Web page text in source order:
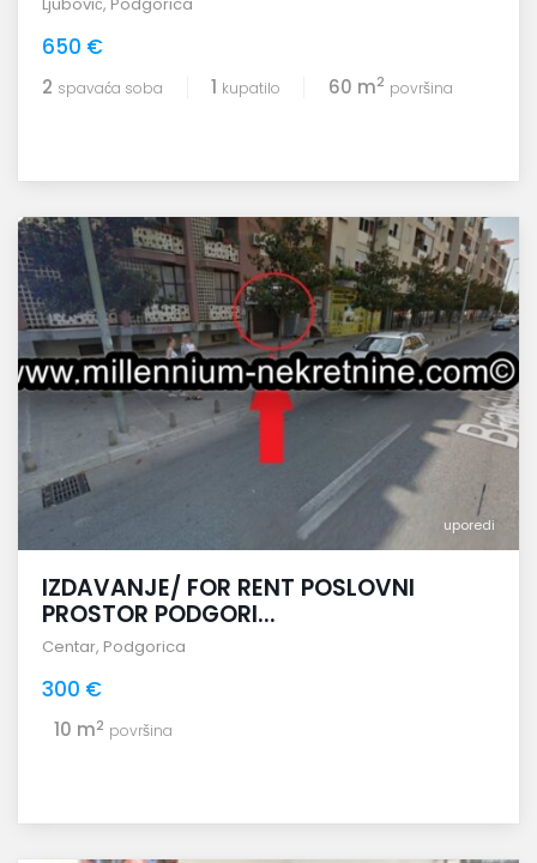
650 €
2 spavaća soba 1 kupatilo 60 m2 površina
uporedi
IZDAVANJE/ FOR RENT POSLOVNI
PROSTOR PODGORI...
Centar, Podgorica
300 €
10 m2 površina